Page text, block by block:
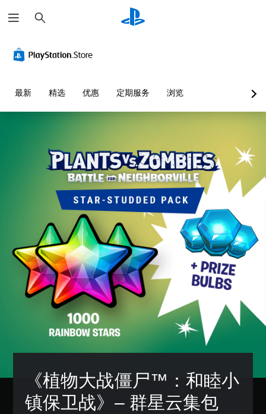
索
最新 精选 优惠 定期服务 浏览
《植物大战僵尸™：和睦小
镇保卫战》– 群星云集包